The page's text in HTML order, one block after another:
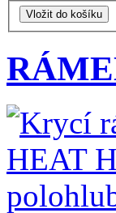
Vložit do košíku